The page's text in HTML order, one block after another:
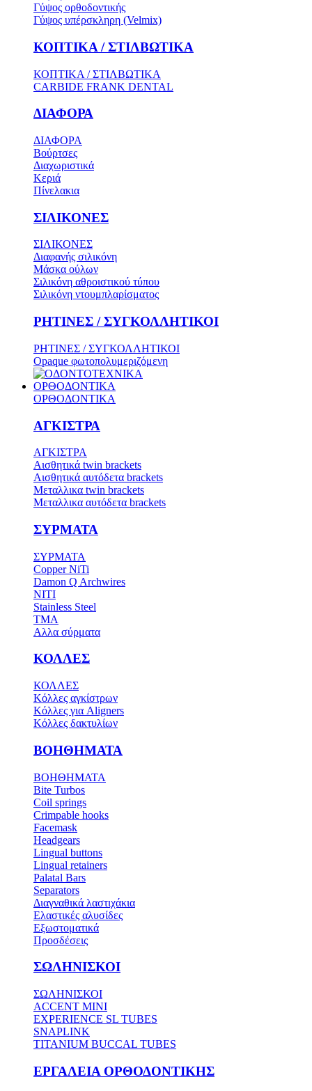
Γύψος ορθοδοντικής
Γύψος υπέρσκληρη (Velmix)
ΚΟΠΤΙΚΑ / ΣΤΙΛΒΩΤΙΚΑ
ΚΟΠΤΙΚΑ / ΣΤΙΛΒΩΤΙΚΑ
CARBIDE FRANK DENTAL
ΔΙΑΦΟΡΑ
ΔΙΑΦΟΡΑ
Βούρτσες
Διαχωριστικά
Κεριά
Πίνελακια
ΣΙΛΙΚΟΝΕΣ
ΣΙΛΙΚΟΝΕΣ
Διαφανής σιλικόνη
Μάσκα ούλων
Σιλικόνη αθροιστικού τύπου
Σιλικόνη ντουμπλαρίσματος
ΡΗΤΙΝΕΣ / ΣΥΓΚΟΛΛΗΤΙΚΟΙ
ΡΗΤΙΝΕΣ / ΣΥΓΚΟΛΛΗΤΙΚΟΙ
Opaque φωτοπολυμεριζόμενη
ΟΡΘΟΔΟΝΤΙΚΑ
ΟΡΘΟΔΟΝΤΙΚΑ
ΑΓΚΙΣΤΡΑ
ΑΓΚΙΣΤΡΑ
Aισθητικά twin brackets
Αισθητικά αυτόδετα brackets
Μεταλλικα twin brackets
Μεταλλικα αυτόδετα brackets
ΣΥΡΜΑΤΑ
ΣΥΡΜΑΤΑ
Copper NiTi
Damon Q Archwires
NITI
Stainless Steel
TMA
Αλλα σύρματα
ΚΟΛΛΕΣ
ΚΟΛΛΕΣ
Κόλλες αγκίστρων
Κόλλες για Aligners
Κόλλες δακτυλίων
ΒΟΗΘΗΜΑΤΑ
ΒΟΗΘΗΜΑΤΑ
Bite Turbos
Coil springs
Crimpable hooks
Facemask
Headgears
Lingual buttons
Lingual retainers
Palatal Bars
Separators
Διαγναθικά λαστιχάκια
Ελαστικές αλυσίδες
Εξωστοματικά
Προσδέσεις
ΣΩΛΗΝΙΣΚΟΙ
ΣΩΛΗΝΙΣΚΟΙ
ACCENT MINI
EXPERIENCE SL TUBES
SNAPLINK
TITANIUM BUCCAL TUBES
ΕΡΓΑΛΕΙΑ ΟΡΘΟΔΟΝΤΙΚΗΣ